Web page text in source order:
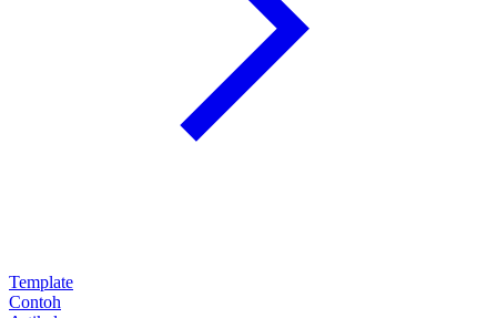
Template
Contoh